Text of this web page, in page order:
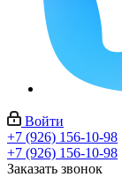
Войти
+7 (926) 156-10-98
+7 (926) 156-10-98
Заказать звонок